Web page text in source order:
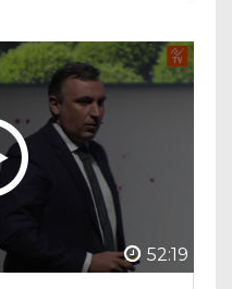
52:19